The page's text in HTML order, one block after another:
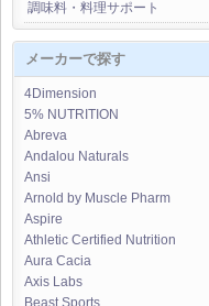
調味料・料理サポート
メーカーで探す
4Dimension
5% NUTRITION
Abreva
Andalou Naturals
Ansi
Arnold by Muscle Pharm
Aspire
Athletic Certified Nutrition
Aura Cacia
Axis Labs